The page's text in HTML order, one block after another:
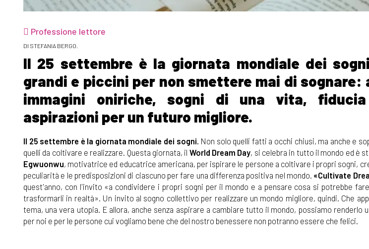
Professione lettore
DI STEFANIA BERGO.
Il 25 settembre è la giornata mondiale dei
grandi e piccini per non smettere mai di sognare:
immagini oniriche, sogni di una vita,
aspirazioni per un futuro migliore.
Il 25 settembre è la giornata mondiale dei sogni. Non solo quelli fatti a occhi chiusi, ma anche e
quelli da coltivare e realizzare. Questa giornata, il World Dream Day, si celebra in tutto il mondo ed è
Egwuonwu, motivatrice ed educatrice americana, per ispirare le persone a coltivare i propri sogni,
peculiarità e le predisposizioni di ciascuno per fare una differenza positiva nel mondo. «Cultivate
quest'anno, con l'invito «a condividere i propri sogni per il mondo e a pensare cosa si potrebbe
trasformarli in realtà». Un invito al sogno collettivo per realizzare un mondo migliore, quindi. Che
tema, una vera utopia. E allora, anche senza aspirare a cambiare tutto il mondo, possiamo renderlo
per noi e per le persone cui vogliamo bene che del nostro benessere non potranno essere che felici.